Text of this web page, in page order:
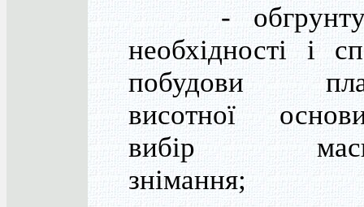
-
необхідності і
побудови
висотної
вибір
знімання;